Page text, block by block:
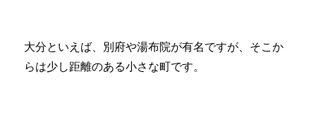
大分といえば、別府や湯布院が有名ですが、そこか
らは少し距離のある小さな町です。